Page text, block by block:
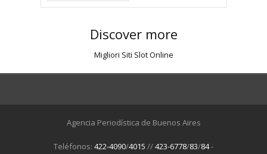
Discover more
Migliori Siti Slot Online
Agencia Periodística de Buenos Aires
Teléfonos: 422-4090/4015 //423-6778/83/84-